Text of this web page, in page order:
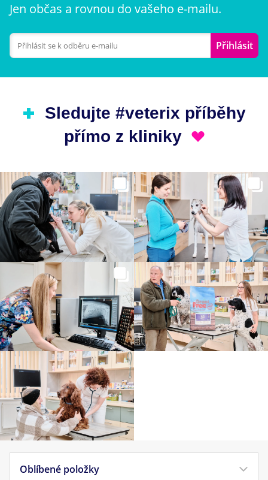
Jen občas a rovnou do vašeho e-mailu.
Přihlásit
Sledujte #veterix příběhy
přímo z kliniky
Oblíbené položky